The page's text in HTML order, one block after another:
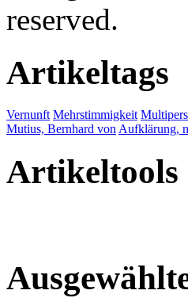
reserved.
Artikeltags
Vernunft Mehrstimmigkeit
Mutius, Bernhard von Aufklärung,
Artikeltools